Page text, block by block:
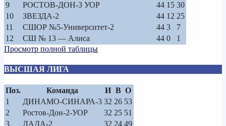
9
РОСТОВ-ДОН-3 УОР 44 15 30
10
ЗВЕЗДА-2 44 12 25
11
СШОР №5-Университет-2 44 3
7
12
СШ № 13 — Алиса 44 0
1
Просмотр полной таблицы
ВЫСШАЯ ЛИГА
Поз. Команда И В О
1
ДИНАМО-СИНАРА-3 32 26 53
2
Ростов-Дон-2-УОР 32 25 51
3
ЛАДА-2 32 24 49